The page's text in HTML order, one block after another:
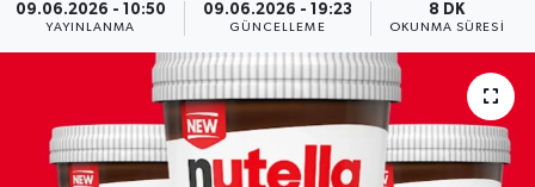
09.06.2026 - 10:50
YAYINLANMA
09.06.2026 - 19:23
GÜNCELLEME
8 DK
OKUNMA SÜRESI
Spor
Resmi Reklamlar
Haber Arşivi